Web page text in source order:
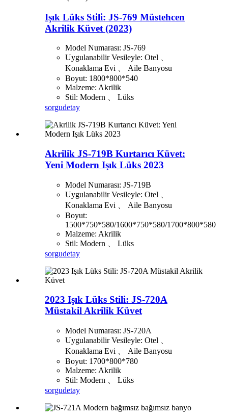
Işık Lüks Stili: JS-769 Müstehcen
Akrilik Küvet (2023)
Model Numarası: JS-769
Uygulanabilir Vesileyle: Otel 、
Konaklama Evi 、 Aile Banyosu
Boyut: 1800*800*540
Malzeme: Akrilik
Stil: Modern 、 Lüks
sorgudetay
Akrilik JS-719B Kurtarıcı Küvet:
Yeni Modern Işık Lüks 2023
Model Numarası: JS-719B
Uygulanabilir Vesileyle: Otel 、
Konaklama Evi 、 Aile Banyosu
Boyut:
1500*750*580/1600*750*580/1700*800*580
Malzeme: Akrilik
Stil: Modern 、 Lüks
sorgudetay
2023 Işık Lüks Stili: JS-720A
Müstakil Akrilik Küvet
Model Numarası: JS-720A
Uygulanabilir Vesileyle: Otel 、
Konaklama Evi 、 Aile Banyosu
Boyut: 1700*800*780
Malzeme: Akrilik
Stil: Modern 、 Lüks
sorgudetay